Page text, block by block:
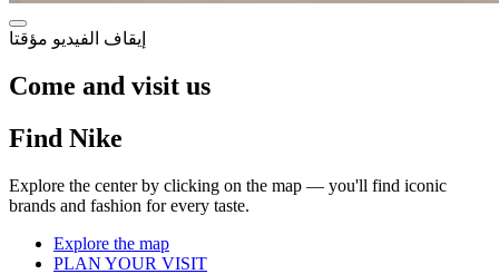
إيقاف الفيديو مؤقتا
Come and visit us
Find Nike
Explore the center by clicking on the map — you'll find iconic
brands and fashion for every taste.
Explore the map
PLAN YOUR VISIT